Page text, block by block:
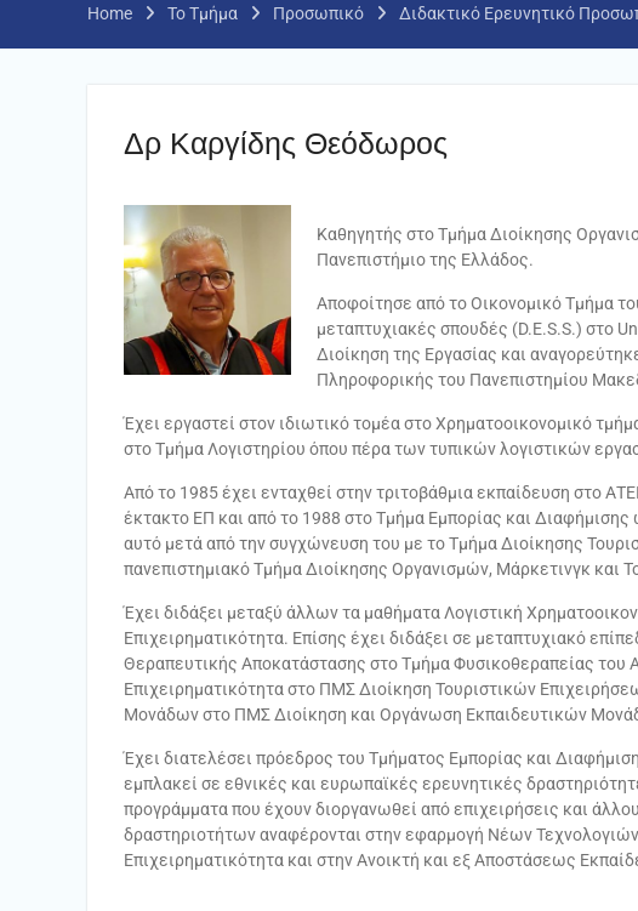
Home Το Τμήμα Προσωπικό Διδακτικό Ερευνητικό
Δρ Καργίδης Θεόδωρος
Καθηγητής στο Τμήμα Διοίκησης
Πανεπιστήμιο της Ελλάδος.
Αποφοίτησε από το Οικονομικό Τμήμα
μεταπτυχιακές σπουδές (D.E.S.S.) στο
Διοίκηση της Εργασίας και
Πληροφορικής του Πανεπιστημίου
Έχει εργαστεί στον ιδιωτικό τομέα στο Χρηματοοικονομικό
στο Τμήμα Λογιστηρίου όπου πέρα των τυπικών λογιστικών
Από το 1985 έχει ενταχθεί στην τριτοβάθμια εκπαίδευση στο
έκτακτο ΕΠ και από το 1988 στο Τμήμα Εμπορίας και
αυτό μετά από την συγχώνευση του με το Τμήμα Διοίκησης
πανεπιστημιακό Τμήμα Διοίκησης Οργανισμών, Μάρκετινγκ και
Έχει διδάξει μεταξύ άλλων τα μαθήματα Λογιστική
Επιχειρηματικότητα. Επίσης έχει διδάξει σε μεταπτυχιακό
Θεραπευτικής Αποκατάστασης στο Τμήμα Φυσικοθεραπείας του
Επιχειρηματικότητα στο ΠΜΣ Διοίκηση Τουριστικών
Μονάδων στο ΠΜΣ Διοίκηση και Οργάνωση Εκπαιδευτικών
Έχει διατελέσει πρόεδρος του Τμήματος Εμπορίας και
εμπλακεί σε εθνικές και ευρωπαϊκές ερευνητικές
προγράμματα που έχουν διοργανωθεί από επιχειρήσεις και
δραστηριοτήτων αναφέρονται στην εφαρμογή Νέων
Επιχειρηματικότητα και στην Ανοικτή και εξ Αποστάσεως